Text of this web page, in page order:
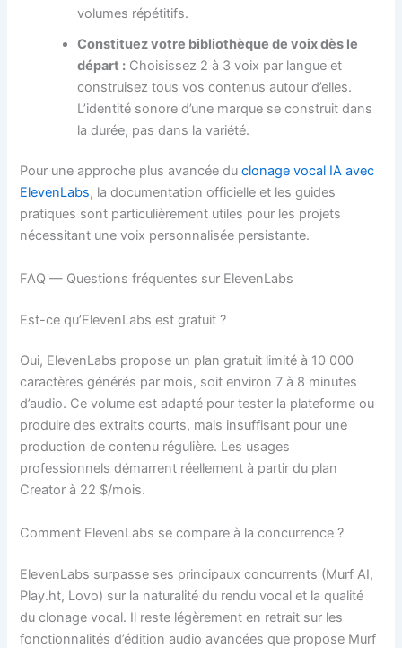
volumes répétitifs.
Constituez votre bibliothèque de voix dès le
départ : Choisissez 2 à 3 voix par langue et
construisez tous vos contenus autour d’elles.
L’identité sonore d’une marque se construit dans
la durée, pas dans la variété.
Pour une approche plus avancée duclonage vocal IA avec
ElevenLabs, la documentation officielle et les guides
pratiques sont particulièrement utiles pour les projets
nécessitant une voix personnalisée persistante.
FAQ — Questions fréquentes sur ElevenLabs
Est-ce qu’ElevenLabs est gratuit ?
Oui, ElevenLabs propose un plan gratuit limité à 10 000
caractères générés par mois, soit environ 7 à 8 minutes
d’audio. Ce volume est adapté pour tester la plateforme ou
produire des extraits courts, mais insuffisant pour une
production de contenu régulière. Les usages
professionnels démarrent réellement à partir du plan
Creator à 22 $/mois.
Comment ElevenLabs se compare à la concurrence ?
ElevenLabs surpasse ses principaux concurrents (Murf AI,
Play.ht, Lovo) sur la naturalité du rendu vocal et la qualité
du clonage vocal. Il reste légèrement en retrait sur les
fonctionnalités d’édition audio avancées que propose Murf